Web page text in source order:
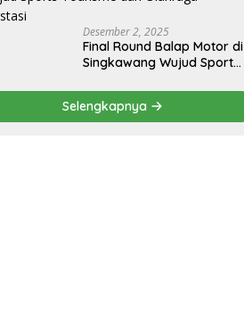
Desember 2, 2025
Final Round Balap Motor di
Singkawang Wujud Sports
Prestasi
Selengkapnya